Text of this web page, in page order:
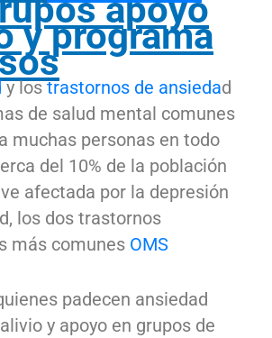
apoyo
y programa
y lostrastornos de ansiedad
de salud mental comunes
muchas personas en todo
del 10% de la población
afectada por la depresión
los dos trastornos
más comunes OMS
padecen ansiedad
y apoyo en grupos de